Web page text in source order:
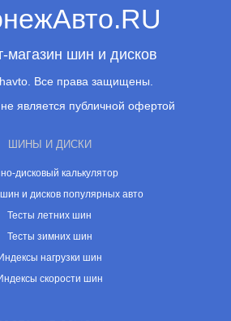
магазин шин и дисков
Все права защищены.
является публичной офертой
ШИНЫ И ДИСКИ
дисковый калькулятор
и дисков популярных авто
Тесты летних шин
Тесты зимних шин
Индексы нагрузки шин
скорости шин